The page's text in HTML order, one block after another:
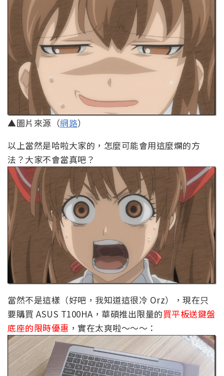
▲圖片來源（網路）
以上當然是哈啦大家的，怎麼可能會用這麼爛的方
法？大家不會當真吧？
當然不是這樣（好吧，我知道這很冷 Orz），現在只
要購買 ASUS T100HA，華碩推出限量的買平板送鍵盤
底座的限時優惠 ，實在太爽啦～～～：